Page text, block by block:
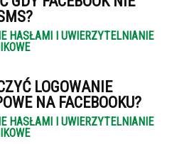
HASŁAMI I UWIERZYTELNIANIE
LOGOWANIE
NA FACEBOOKU?
HASŁAMI I UWIERZYTELNIANIE